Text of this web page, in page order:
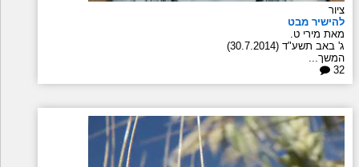
ציור
להישיר מבט
מאת מירי ט.
ג' באב תשע"ד (30.7.2014)
המשך...
32